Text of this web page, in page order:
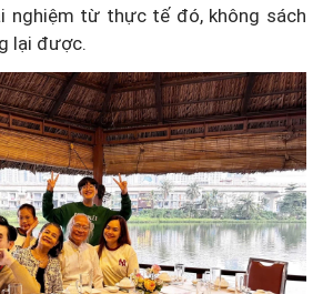
nghiệm từ thực tế đó, không sách
lại được.